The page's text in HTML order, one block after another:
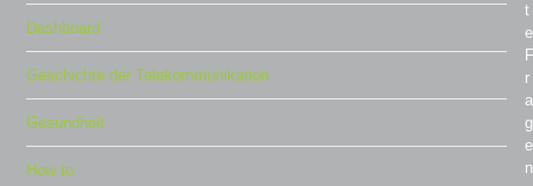
Dashboard
Geschichte der Telekommunikation
Gesundheit
How to
t
e
F
r
a
g
e
n